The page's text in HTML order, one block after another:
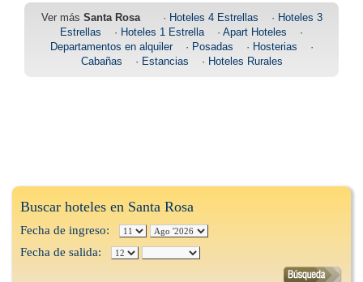
Ver más Santa Rosa· Hoteles 4 Estrellas · Hoteles 3
Estrellas · Hoteles 1 Estrella· Apart Hoteles ·
Departamentos en alquiler· Posadas · Hosterias ·
Cabañas · Estancias · Hoteles Rurales
Buscar hoteles en Santa Rosa
Fecha de ingreso:
Fecha de salida: